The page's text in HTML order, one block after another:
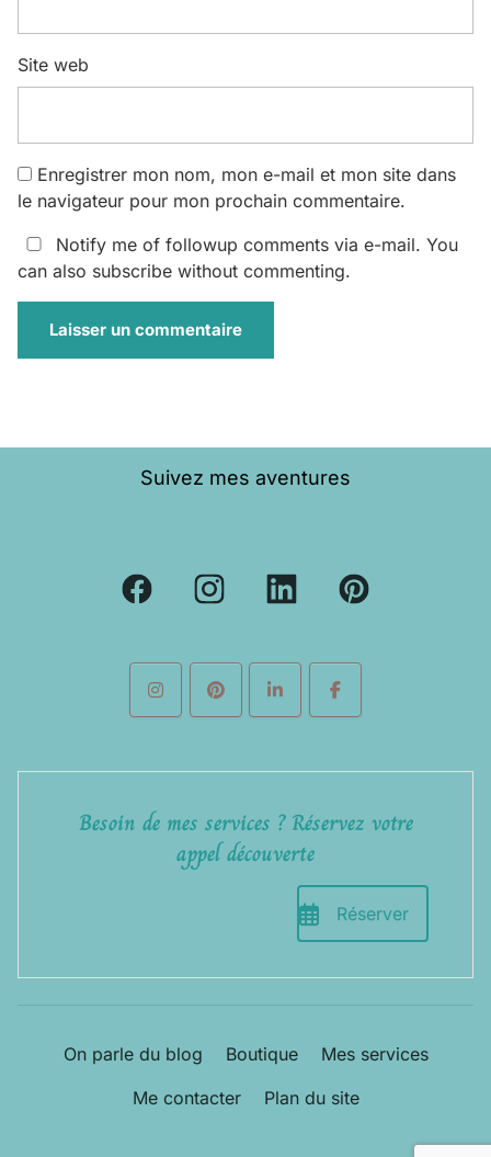
Site web
Enregistrer mon nom, mon e-mail et mon site dans
le navigateur pour mon prochain commentaire.
Notify me of followup comments via e-mail. You
can also subscribe without commenting.
Suivez mes aventures
Besoin de mes services ? Réservez votre
appel découverte
Réserver
On parle du blog Boutique
Mes services
Me contacter
Plan du site